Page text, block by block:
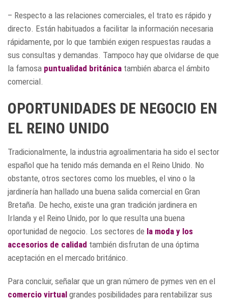
– Respecto a las relaciones comerciales, el trato es rápido y
directo. Están habituados a facilitar la información necesaria
rápidamente, por lo que también exigen respuestas raudas a
sus consultas y demandas. Tampoco hay que olvidarse de que
la famosa puntualidad británica también abarca el ámbito
comercial.
OPORTUNIDADES DE NEGOCIO EN
EL REINO UNIDO
Tradicionalmente, la industria agroalimentaria ha sido el sector
español que ha tenido más demanda en el Reino Unido. No
obstante, otros sectores como los muebles, el vino o la
jardinería han hallado una buena salida comercial en Gran
Bretaña. De hecho, existe una gran tradición jardinera en
Irlanda y el Reino Unido, por lo que resulta una buena
oportunidad de negocio. Los sectores de la moda y los
accesorios de calidad también disfrutan de una óptima
aceptación en el mercado británico.
Para concluir, señalar que un gran número de pymes ven en el
comercio virtual grandes posibilidades para rentabilizar sus